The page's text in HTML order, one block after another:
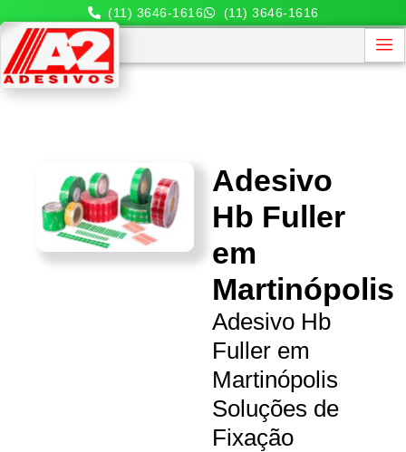
(11) 3646-1616 (11) 3646-1616
Adesivo
Hb Fuller
em
Martinópolis
Adesivo Hb
Fuller em
Martinópolis
Soluções de
Fixação